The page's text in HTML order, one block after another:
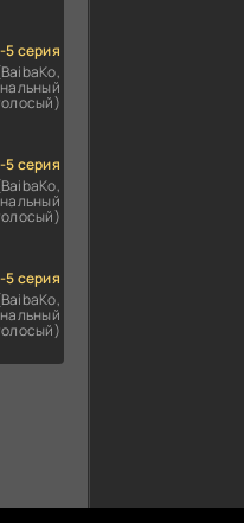
5 серия
5 серия
5 серия